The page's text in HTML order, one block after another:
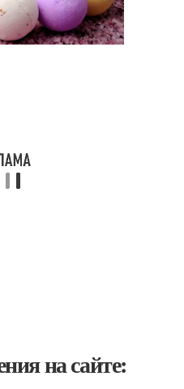
на сайте: